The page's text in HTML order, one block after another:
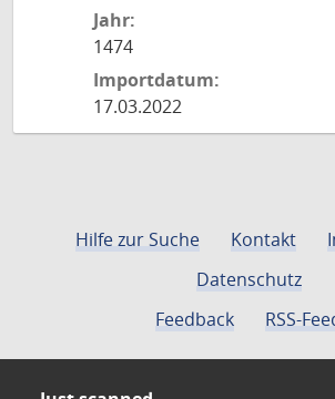
Jahr:
1474
Importdatum:
17.03.2022
Hilfe zur Suche Kontakt
Datenschutz
Feedback
RSS-